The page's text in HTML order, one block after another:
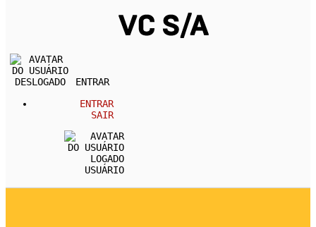
ENTRAR
ENTRAR
SAIR
USUÁRIO